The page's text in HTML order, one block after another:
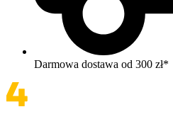
Darmowa dostawa od 300 zł*